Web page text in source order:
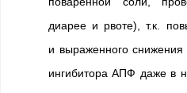
диарее и рвоте), т.к.
и выраженного
ингибитора АПФ даже в